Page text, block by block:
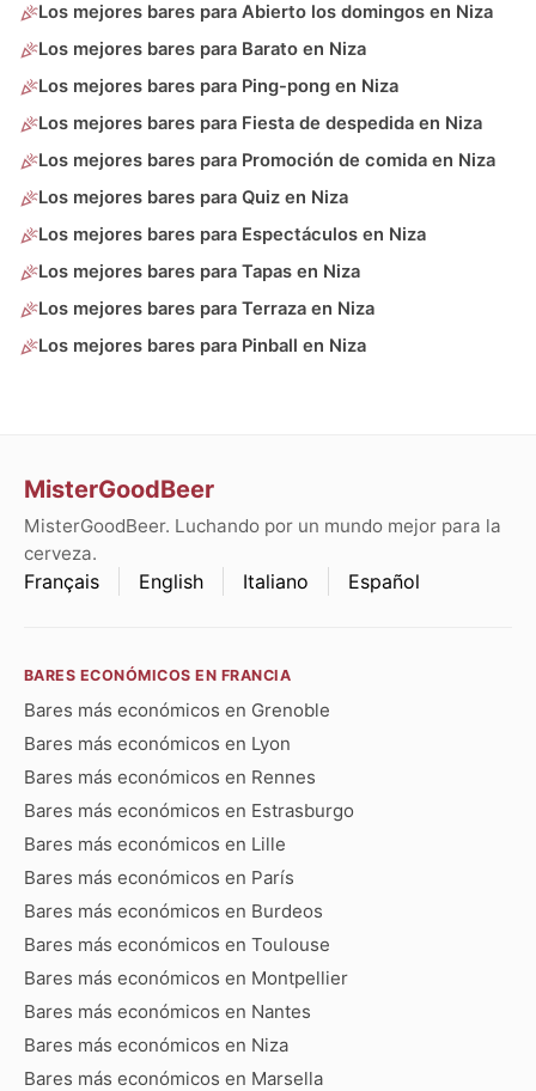
Los mejores bares para Abierto los domingos en Niza
Los mejores bares para Barato en Niza
Los mejores bares para Ping-pong en Niza
Los mejores bares para Fiesta de despedida en Niza
Los mejores bares para Promoción de comida en Niza
Los mejores bares para Quiz en Niza
Los mejores bares para Espectáculos en Niza
Los mejores bares para Tapas en Niza
Los mejores bares para Terraza en Niza
Los mejores bares para Pinball en Niza
MisterGoodBeer
MisterGoodBeer. Luchando por un mundo mejor para la
cerveza.
Français English Italiano Español
BARES ECONÓMICOS EN FRANCIA
Bares más económicos en Grenoble
Bares más económicos en Lyon
Bares más económicos en Rennes
Bares más económicos en Estrasburgo
Bares más económicos en Lille
Bares más económicos en París
Bares más económicos en Burdeos
Bares más económicos en Toulouse
Bares más económicos en Montpellier
Bares más económicos en Nantes
Bares más económicos en Niza
Bares más económicos en Marsella